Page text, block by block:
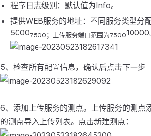
程序日志级别：默认值为Info。
提供WEB服务的地址：不同服务类型分
50007500；上传服务端口范围为750010000
5、检查所有配置信息，确认后点击下一步
6、添加上传服务的测点。上传服务的测点
的测点导入上传列表。点击新建测点：